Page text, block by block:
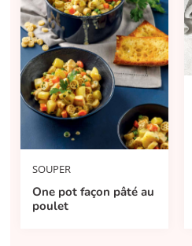
SOUPER
One pot façon pâté au
poulet